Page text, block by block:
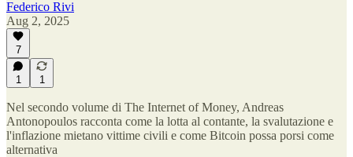
Federico Rivi
Aug 2, 2025
7
1 1
Nel secondo volume di The Internet of Money, Andreas
Antonopoulos racconta come la lotta al contante, la svalutazione e
l'inflazione mietano vittime civili e come Bitcoin possa porsi come
alternativa